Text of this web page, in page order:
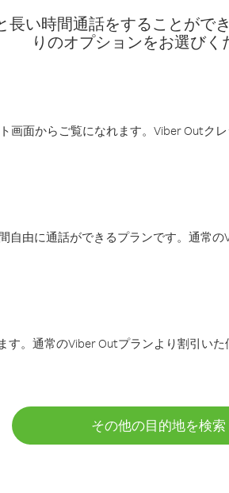
長い時間通話をすることがで
りのオプションをお選びく
画面からご覧になれます。Viber Outク
自由に通話ができるプランです。通常
。通常のViber Outプランより割引いた
その他の目的地を検索